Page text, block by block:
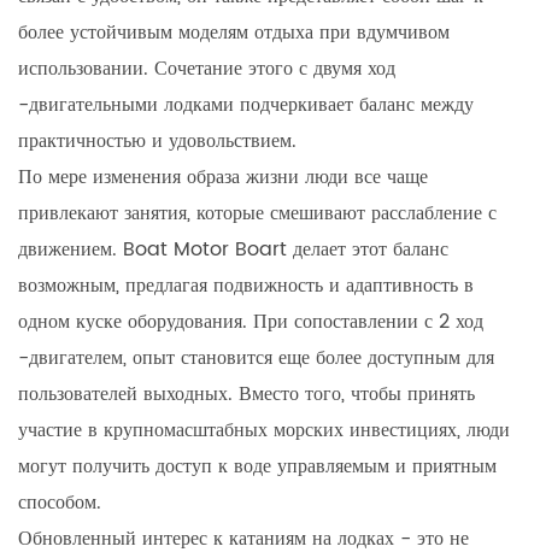
более устойчивым моделям отдыха при вдумчивом
использовании. Сочетание этого с двумя ход
-двигательными лодками подчеркивает баланс между
практичностью и удовольствием.
По мере изменения образа жизни люди все чаще
привлекают занятия, которые смешивают расслабление с
движением. Boat Motor Boart делает этот баланс
возможным, предлагая подвижность и адаптивность в
одном куске оборудования. При сопоставлении с 2 ход
-двигателем, опыт становится еще более доступным для
пользователей выходных. Вместо того, чтобы принять
участие в крупномасштабных морских инвестициях, люди
могут получить доступ к воде управляемым и приятным
способом.
Обновленный интерес к катаниям на лодках - это не